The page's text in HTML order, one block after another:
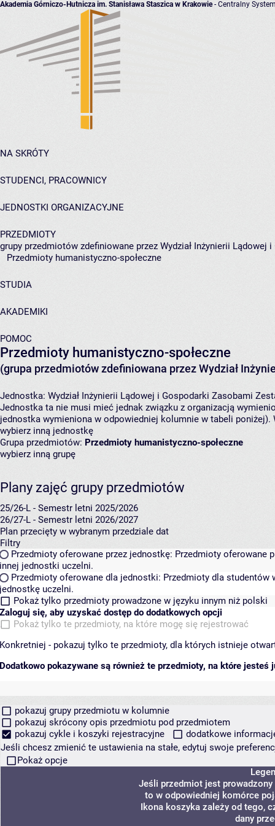
Akademia Górniczo-Hutnicza im. Stanisława Staszica w Krakowie- Centralny
NA SKRÓTY
STUDENCI, PRACOWNICY
JEDNOSTKI ORGANIZACYJNE
PRZEDMIOTY
grupy przedmiotów zdefiniowane przez Wydział Inżynierii Lądowej
Przedmioty humanistyczno-społeczne
STUDIA
AKADEMIKI
POMOC
Przedmioty humanistyczno-społeczne
(grupa przedmiotów zdefiniowana przez Wydział
Jednostka: Wydział Inżynierii Lądowej i Gospodarki Zasobami
Jednostka ta nie musi mieć jednak związku z organizacją
jednostka wymieniona w odpowiedniej kolumnie w tabeli
wybierz inną jednostkę
Grupa przedmiotów: Przedmioty humanistyczno-społeczne
wybierz inną grupę
Plany zajęć grupy przedmiotów
25/26-L - Semestr letni 2025/2026
26/27-L - Semestr letni 2026/2027
Plan przecięty w wybranym przedziale dat
Filtry
Przedmioty oferowane przez jednostkę: Przedmioty oferowane
innej jednostki uczelni.
Przedmioty oferowane dla jednostki: Przedmioty dla studentów
jednostkę uczelni.
Pokaż tylko przedmioty prowadzone w języku innym niż polski
Zaloguj się, aby uzyskać dostęp do dodatkowych opcji
Pokaż tylko te przedmioty, na które mogę się rejestrować
Konkretniej - pokazuj tylko te przedmioty, dla których istnieje
Dodatkowo pokazywane są również te przedmioty, na które jesteś
pokazuj grupy przedmiotu w kolumnie
pokazuj skrócony opis przedmiotu pod przedmiotem
pokazuj cykle i koszyki rejestracyjne
dodatkowe
Jeśli chcesz zmienić te ustawienia na stałe, edytuj swoje
Pokaż opcje
Jeśli przedmiot jest prowadzony
to w odpowiedniej komórce
Ikona koszyka zależy od tego,
dany